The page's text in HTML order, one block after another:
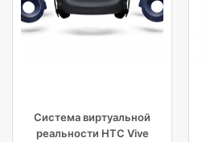
Система виртуальной
реальности HTC Vive